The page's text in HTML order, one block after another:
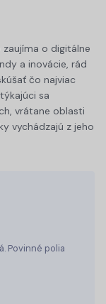
o digitálne
a inovácie, rád
čo najviac
sa
vrátane oblasti
vychádzajú z jeho
Povinné polia